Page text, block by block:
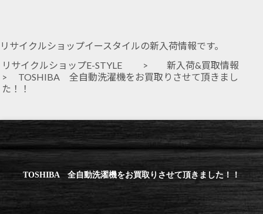
リサイクルショップイースタイルの新入荷情報です。
リサイクルショップE-STYLE
> 新入荷&買取情報
> TOSHIBA 全自動洗濯機をお買取りさせて頂きまし
た！！
TOSHIBA 全自動洗濯機をお買取りさせて頂きました！！